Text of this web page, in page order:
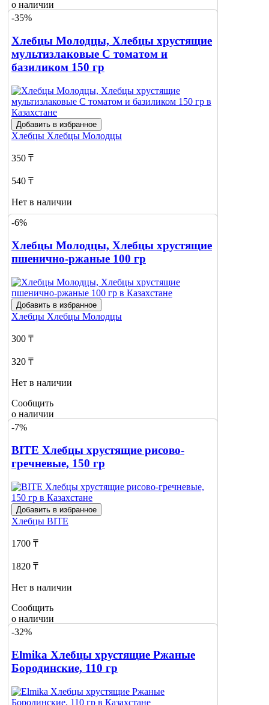
о наличии
-35%
Хлебцы Молодцы, Хлебцы хрустящие
мультизлаковые С томатом и
базиликом 150 гр
Добавить в избранное
Хлебцы Хлебцы Молодцы
350 ₸
540 ₸
Нет в наличии
Сообщить
-6%
Хлебцы Молодцы, Хлебцы хрустящие
пшенично-ржаные 100 гр
Добавить в избранное
Хлебцы Хлебцы Молодцы
300 ₸
320 ₸
Нет в наличии
Сообщить
о наличии
-7%
BITE Хлебцы хрустящие рисово-
гречневые, 150 гр
Добавить в избранное
Хлебцы BITE
1700 ₸
1820 ₸
Нет в наличии
Сообщить
о наличии
-32%
Elmika Хлебцы хрустящие Ржаные
Бородинские, 110 гр